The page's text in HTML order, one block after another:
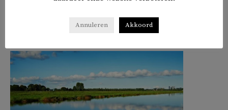
in
Annuleren Akkoord